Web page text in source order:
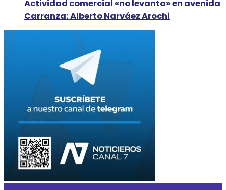
Actividad comercial «no levanta» en avenida
Carranza: Alberto Narváez Arochi